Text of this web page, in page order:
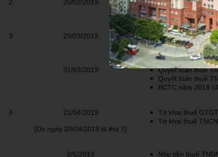
2 20/02/2019
Tờ khai thuế
Tờ khai thuế
3 20/03/2019
Tờ khai thuế
Tờ khai thuế
31/03/2019
Quyết toán thuế
Quyết toán thuế
BCTC năm 2018
4 21/04/2019
(Do ngày 20/04/2019 là thứ 7)
Tờ khai thuế
Tờ khai thuế
2/5/2019
Nộp tiền thuế